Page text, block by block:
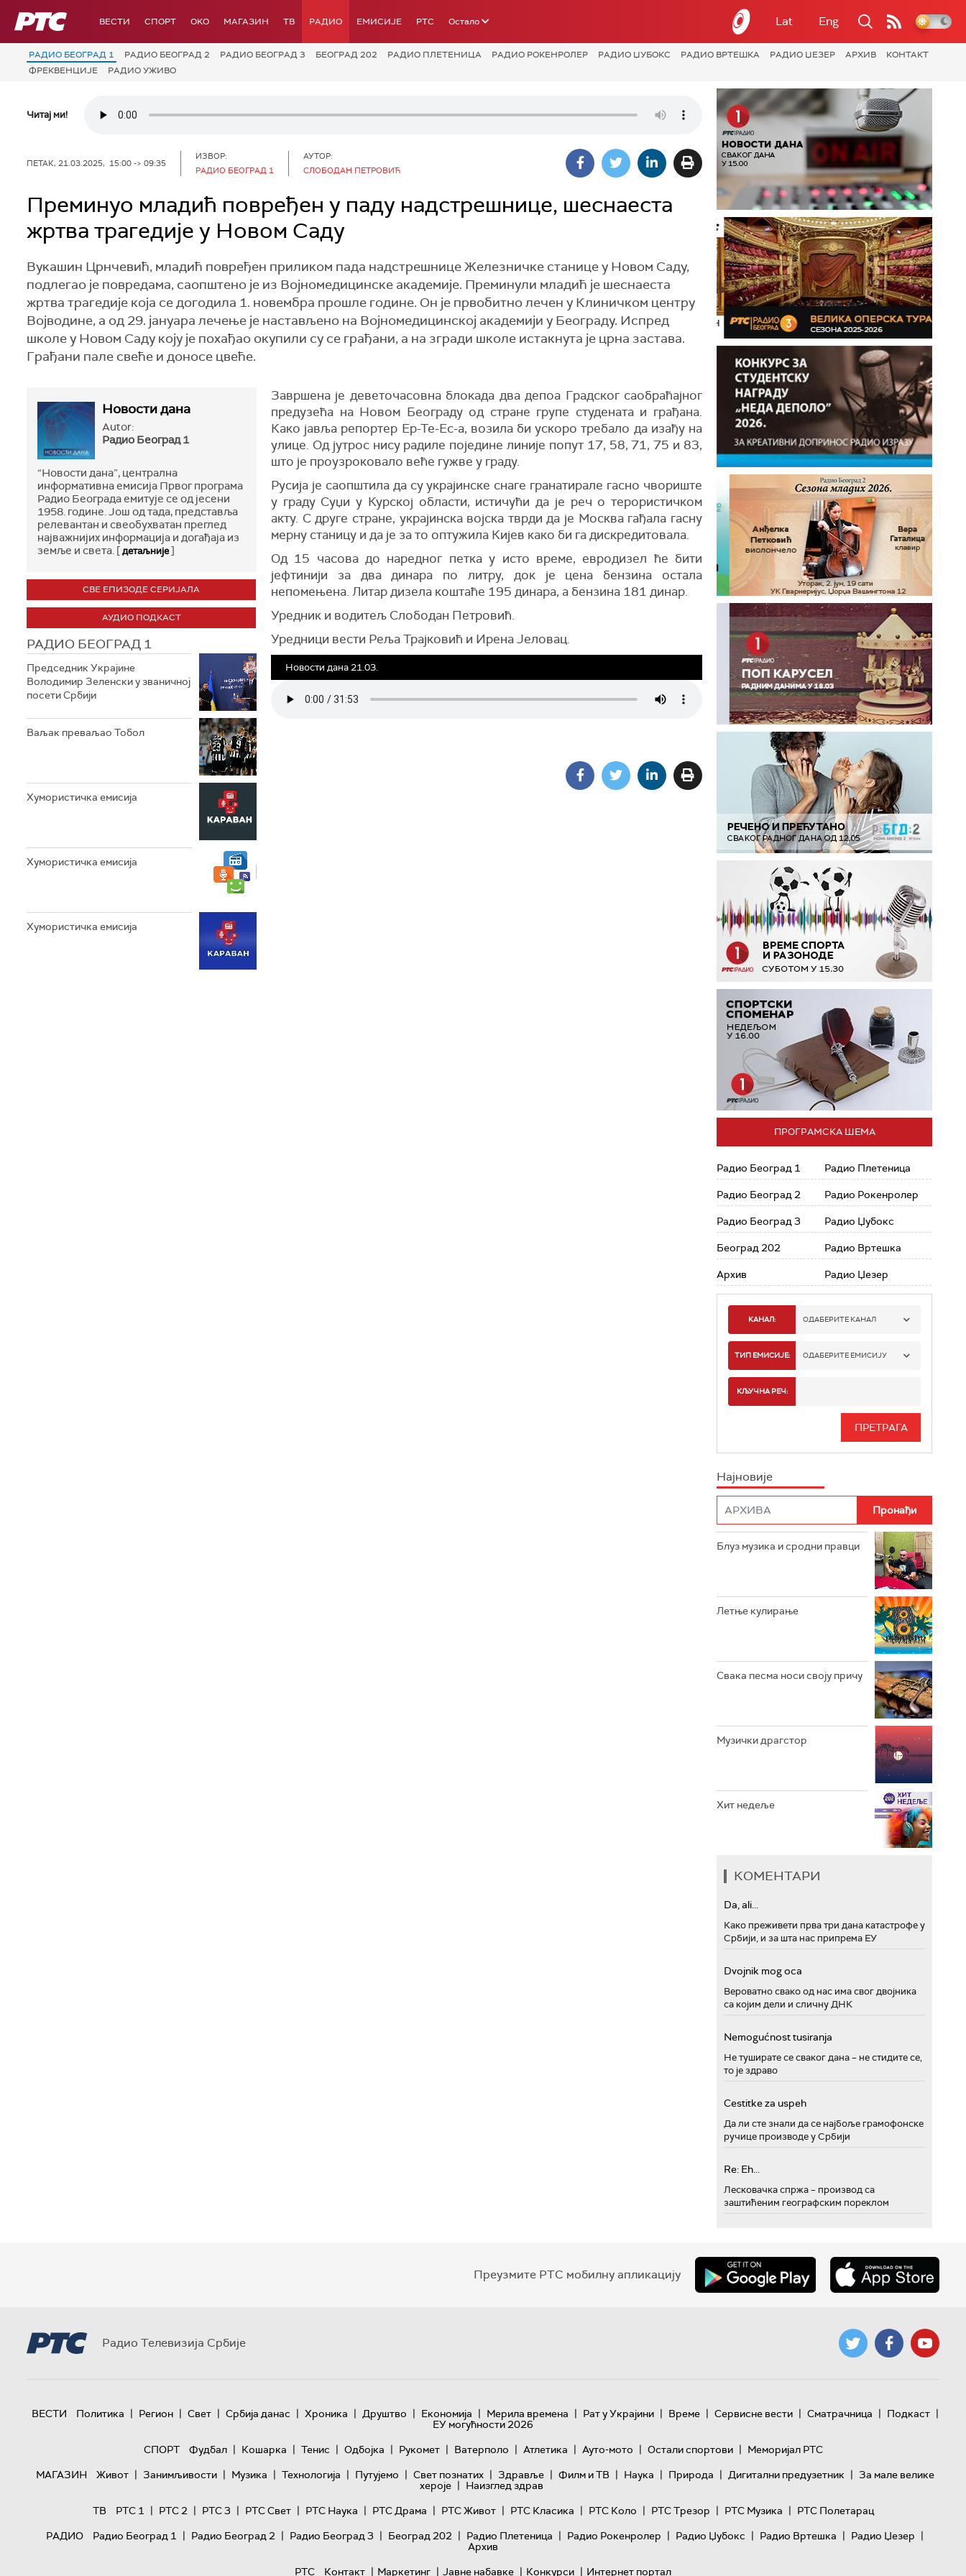
РТС ВЕСТИ СПОРТ OKO МАГАЗИН ТВ РАДИО ЕМИСИЈЕ РТС Остало Lat Eng
РАДИО БЕОГРАД 1 РАДИО БЕОГРАД 2 РАДИО БЕОГРАД 3 БЕОГРАД 202 РАДИО ПЛЕТЕНИЦА РАДИО РОКЕНРОЛЕР РАДИО ЏУБОКС РАДИО ВРТЕШКА РАДИО ЏЕЗЕР АРХИВ
КОНТАКТ
ФРЕКВЕНЦИЈЕ
РАДИО УЖИВО
Читај ми!
ПЕТАК, 21.03.2025, 15:00 -> 09:35
ИЗВОР:
РАДИО БЕОГРАД 1
АУТОР:
СЛОБОДАН ПЕТРОВИЋ
Преминуо младић повређен у паду надстрешнице, шеснаеста
жртва трагедије у Новом Саду
Вукашин Црнчевић, младић повређен приликом пада надстрешнице Железничке станице у Новом Саду,
подлегао је повредама, саопштено је из Војномедицинске академије. Преминули младић је шеснаеста
жртва трагедије која се догодила 1. новембра прошле године. Он је првобитно лечен у Клиничком центру
Војводине, а од 29. јануара лечење је настављено на Војномедицинској академији у Београду. Испред
школе у Новом Саду коју је похађао окупили су се грађани, а на згради школе истакнута је црна застава.
Грађани пале свеће и доносе цвеће.
Новости дана
Autor:
Радио Београд 1
“Новости дана”, централна
информативна емисија Првог програма
Радио Београда емитује се од јесени
1958. године. Још од тада, представља
релевантан и свеобухватан преглед
најважнијих информација и догађаја из
земље и света. [детаљније]
СВЕ ЕПИЗОДЕ СЕРИЈАЛА
АУДИО ПОДКАСТ
РАДИО БЕОГРАД 1
Председник Украјине
Володимир Зеленски у званичној
посети Србији
Ваљак преваљао Тобол
Хумористичка емисија
Хумористичка емисија
Хумористичка емисија
Завршена је деветочасовна блокада два депоа Градског саобраћајног
предузећа на Новом Београду од стране групе студената и грађана.
Како јавља репортер Ер-Те-Ес-а, возила би ускоро требало да изађу на
улице. Од јутрос нису радиле поједине линије попут 17, 58, 71, 75 и 83,
што је проузроковало веће гужве у граду.
Русија је саопштила да су украјинске снаге гранатирале гасно чвориште
у граду Суџи у Курској области, истичући да је реч о терористичком
акту. С друге стране, украјинска војска тврди да је Москва гађала гасну
мерну станицу и да је за то оптужила Кијев како би га дискредитовала.
Од 15 часова до наредног петка у исто време, евродизел ће бити
јефтинији за два динара по литру, док је цена бензина остала
непомењена. Литар дизела коштаће 195 динара, а бензина 181 динар.
Уредник и водитељ Слободан Петровић.
Уредници вести Реља Трајковић и Ирена Јеловац.
Новости дана 21.03.
ПРОГРАМСКА ШЕМА
Радио Београд 1
Радио Београд 2
Радио Београд 3
Београд 202
Архив
Радио Плетеница
Радио Рокенролер
Радио Џубокс
Радио Вртешка
Радио Џезер
КАНАЛ: ОДАБЕРИТЕ КАНАЛ
РАДИО БЕОГРАД 1
РАДИО БЕОГРАД 3
РАДИО РОКЕНРОЛЕР
РАДИО ЏУБОКС
РАДИО ВРТЕШКА
РАДИО ЏЕЗЕР
ТИП ЕМИСИЈЕ: ОДАБЕРИТЕ ЕМИСИЈУ
ИНФО
КЉУЧНА РЕЧ:
Најновије
Блуз музика и сродни правци
Летње кулирање
Свака песма носи своју причу
Музички драгстор
Хит недеље
КОМЕНТАРИ
Da, ali...
Како преживети прва три дана катастрофе у
Србији, и за шта нас припрема ЕУ
Dvojnik mog oca
Вероватно свако од нас има свог двојника
са којим дели и сличну ДНК
Nemogućnost tusiranja
Не туширате се сваког дана – не стидите се,
то је здраво
Cestitke za uspeh
Да ли сте знали да се најбоље грамофонске
ручице производе у Србији
Re: Eh...
Лесковачка спржа – производ са
заштићеним географским пореклом
Преузмите РТС мобилну апликацију
Радио Телевизија Србије
ВЕСТИ Политика | Регион | Свет | Србија данас | Хроника | Друштво | Економија | Мерила времена | Рат у Украјини | Време | Сервисне вести | Сматрачница | Подкаст |
ЕУ могућности 2026
СПОРТ
Фудбал | Кошарка | Тенис | Одбојка | Рукомет | Ватерполо | Атлетика | Ауто-мото | Остали спортови | Меморијал РТС
МАГАЗИН
Живот | Занимљивости | Музика | Технологијa | Путујемо | Свет познатих | Здравље | Филм и ТВ | Наука | Природа | Дигитални предузетник | За мале велике
хероје | Наизглед здрав
ТВ
РТС 1 | РТС 2 | РТС 3 | РТС Свет | РТС Наука | РТС Драма | РТС Живот | РТС Класика | РТС Коло | РТС Трезор | РТС Музика | РТС Полетарац
РАДИО
Радио Београд 1 | Радио Београд 2 | Радио Београд 3 | Београд 202 | Радио Плетеница | Радио Рокенролер | Радио Џубокс | Радио Вртешка | Радио Џезер |
Архив
РТС
Контакт | Маркетинг | Јавне набавке | Конкурси | Интернет портал